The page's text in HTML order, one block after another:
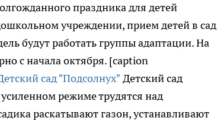
праздника для детей
учреждении, прием детей в сад
будут работать группы адаптации. На
с начала октября. [caption
Детский сад
режиме трудятся над
раскатывают газон, устанавливают